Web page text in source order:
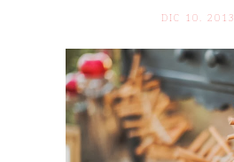
DIC 10. 2013